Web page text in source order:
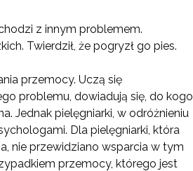
z innym problemem.
Twierdził, że pogryzł go pies.
przemocy. Uczą się
problemu, dowiadują się, do kogo
Jednak pielęgniarki, w odróżnieniu
Dla pielęgniarki, która
nie przewidziano wsparcia w tym
przemocy, którego jest